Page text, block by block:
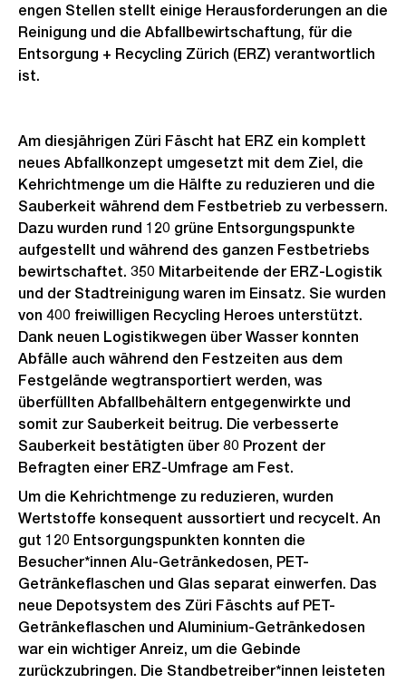
engen Stellen stellt einige Herausforderungen an die
Reinigung und die Abfallbewirtschaftung, für die
Entsorgung + Recycling Zürich (ERZ) verantwortlich
ist.
Am diesjährigen Züri Fäscht hat ERZ ein komplett
neues Abfallkonzept umgesetzt mit dem Ziel, die
Kehrichtmenge um die Hälfte zu reduzieren und die
Sauberkeit während dem Festbetrieb zu verbessern.
Dazu wurden rund 120 grüne Entsorgungspunkte
aufgestellt und während des ganzen Festbetriebs
bewirtschaftet. 350 Mitarbeitende der ERZ-Logistik
und der Stadtreinigung waren im Einsatz. Sie wurden
von 400 freiwilligen Recycling Heroes unterstützt.
Dank neuen Logistikwegen über Wasser konnten
Abfälle auch während den Festzeiten aus dem
Festgelände wegtransportiert werden, was
überfüllten Abfallbehältern entgegenwirkte und
somit zur Sauberkeit beitrug. Die verbesserte
Sauberkeit bestätigten über 80 Prozent der
Befragten einer ERZ-Umfrage am Fest.
Um die Kehrichtmenge zu reduzieren, wurden
Wertstoffe konsequent aussortiert und recycelt. An
gut 120 Entsorgungspunkten konnten die
Besucher*innen Alu-Getränkedosen, PET-
Getränkeflaschen und Glas separat einwerfen. Das
neue Depotsystem des Züri Fäschts auf PET-
Getränkeflaschen und Aluminium-Getränkedosen
war ein wichtiger Anreiz, um die Gebinde
zurückzubringen. Die Standbetreiber*innen leisteten